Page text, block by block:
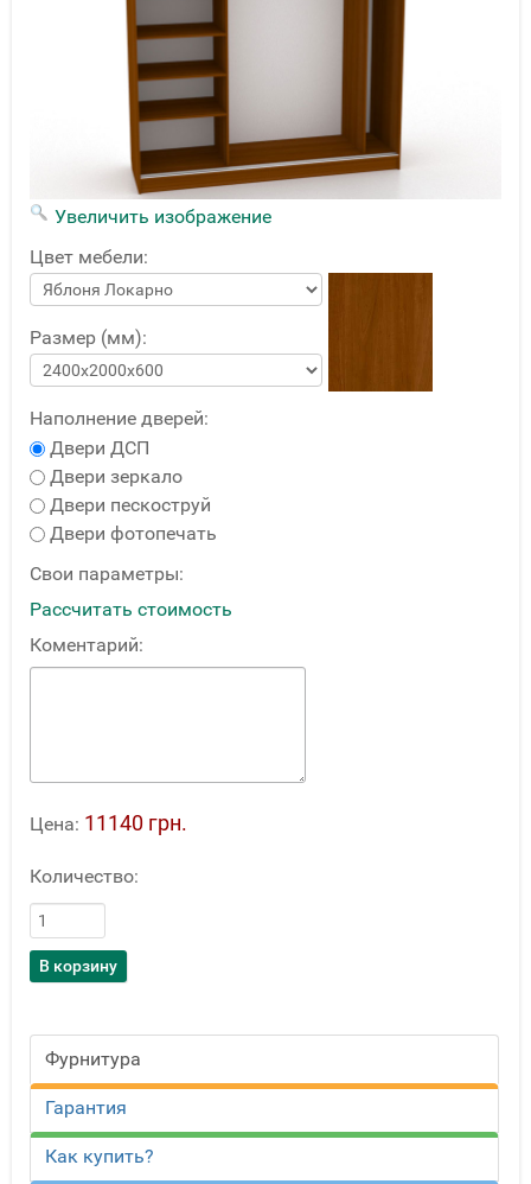
Увеличить изображение
Цвет мебели:
Размер (мм):
Наполнение дверей:
Двери ДСП
Двери зеркало
Двери пескоструй
Двери фотопечать
Свои параметры:
Рассчитать стоимость
Коментарий:
Цена: 11140 грн.
Количество:
Фурнитура
Гарантия
Как купить?